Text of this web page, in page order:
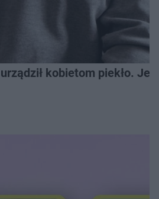
kobietom piekło.